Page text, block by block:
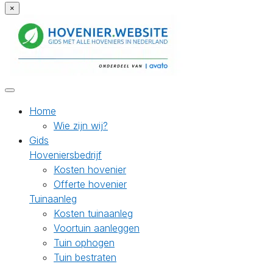
×
Home
Wie zijn wij?
Gids
Hoveniersbedrijf
Kosten hovenier
Offerte hovenier
Tuinaanleg
Kosten tuinaanleg
Voortuin aanleggen
Tuin ophogen
Tuin bestraten